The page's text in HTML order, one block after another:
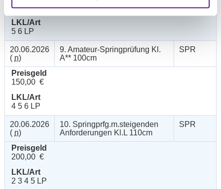
150,00 €
LKL/Art
5 6 LP
20.06.2026
( n)
9. Amateur-Springprüfung Kl.
A** 100cm
SPR
Preisgeld
150,00 €
LKL/Art
4 5 6 LP
20.06.2026
( n)
10. Springprfg.m.steigenden
Anforderungen Kl.L 110cm
SPR
Preisgeld
200,00 €
LKL/Art
2 3 4 5 LP